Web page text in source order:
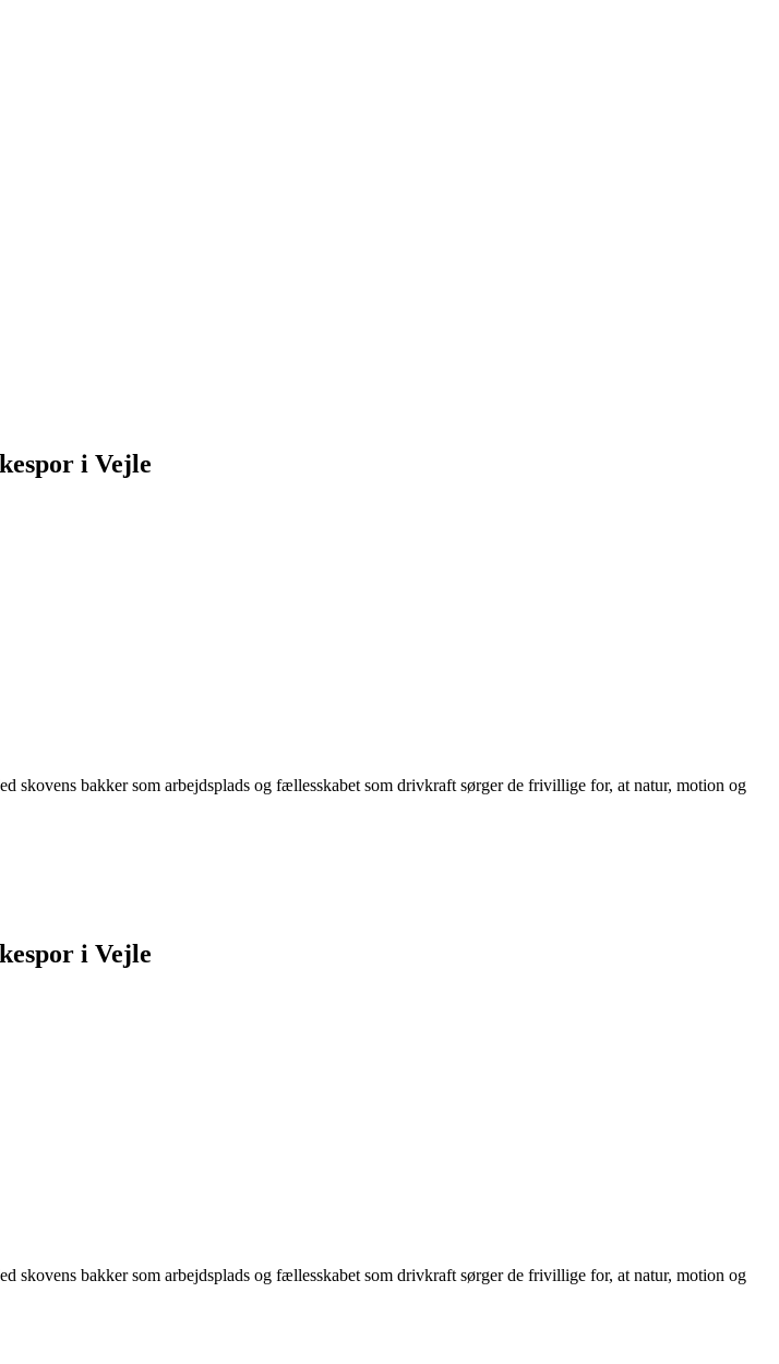
i Vejle
bakker som arbejdsplads og fællesskabet som drivkraft sørger de frivillige for, at natur, motion og
i Vejle
bakker som arbejdsplads og fællesskabet som drivkraft sørger de frivillige for, at natur, motion og